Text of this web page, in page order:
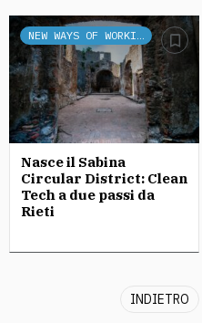
NEW WAYS OF WORKING
Nasce il Sabina
Circular District: Clean
Tech a due passi da
Rieti
INDIETRO